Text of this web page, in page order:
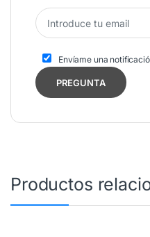
Envíame una
Productos